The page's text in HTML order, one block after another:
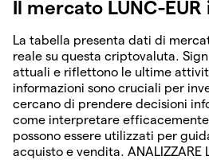
Il mercato LUNC-
La tabella presenta dati di
reale su questa criptovaluta.
attuali e riflettono le ultime
informazioni sono cruciali per
cercano di prendere decisioni
come interpretare
possono essere utilizzati per
acquisto e vendita. ANALIZZARE